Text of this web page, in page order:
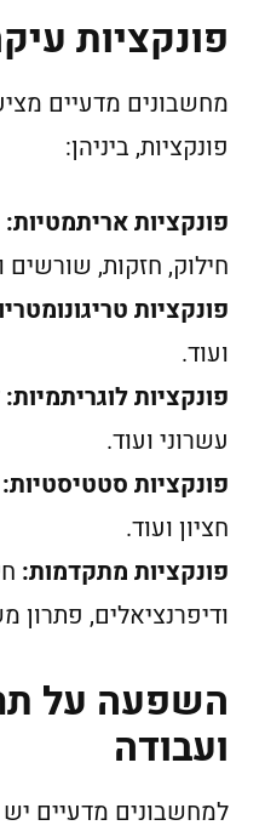
פונקציות
מחשבונים מדעיים
פונקציות, ביניהן:
פונקציות אריתמטיות:
חילוק, חזקות, שורשים
פונקציות
ועוד.
פונקציות לוגריתמיות:
עשרוני ועוד.
פונקציות סטטיסטיות:
חציון ועוד.
פונקציות מתקדמות:
ודיפרנציאלים, פתרון
השפעה על
ועבודה
למחשבונים מדעיים